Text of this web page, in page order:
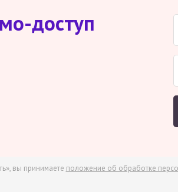
доступ
вы принимаете положение об обработке